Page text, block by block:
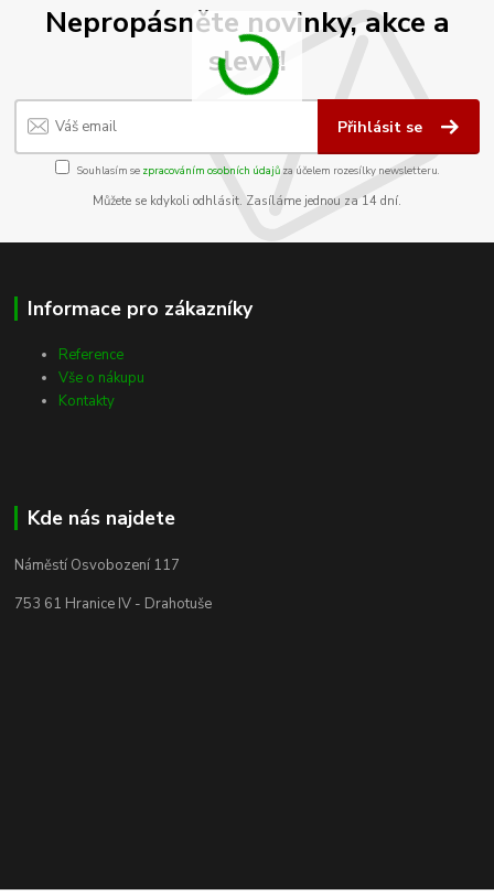
Nepropásněte novinky, akce a
slevy!
Přihlásit se
Souhlasím se zpracováním osobních údajůza účelem rozesílky newsletteru.
Můžete se kdykoli odhlásit. Zasíláme jednou za 14 dní.
Informace pro zákazníky
Reference
Vše o nákupu
Kontakty
Kde nás najdete
Náměstí Osvobození 117
753 61 Hranice IV - Drahotuše